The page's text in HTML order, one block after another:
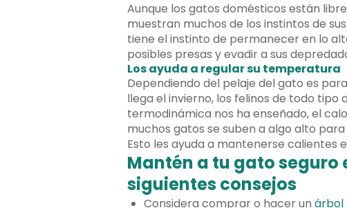
Aunque los gatos domésticos están
muestran muchos de los instintos de
tiene el instinto de permanecer en lo
posibles presas y evadir a sus
Los ayuda a regular su temperatura
Dependiendo del pelaje del gato es
llega el invierno, los felinos de todo
termodinámica nos ha enseñado, el
muchos gatos se suben a algo alto
Esto les ayuda a mantenerse calientes
Mantén a tu gato seguro
siguientes consejos
Considera comprar o hacer un árbol